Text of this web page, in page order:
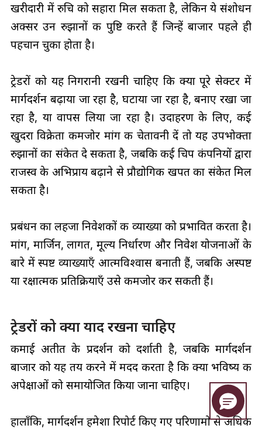
खरीदारी में रुचि को सहारा मिल सकता है, लेकिन ये संशोधन
अक्सर उन रुझानों की पुष्टि करते हैं जिन्हें बाजार पहले ही
पहचान चुका होता है।
ट्रेडरों को यह निगरानी रखनी चाहिए कि क्या पूरे सेक्टर में
मार्गदर्शन बढ़ाया जा रहा है, घटाया जा रहा है, बनाए रखा जा
रहा है, या वापस लिया जा रहा है। उदाहरण के लिए, कई
खुदरा विक्रेता कमजोर मांग की चेतावनी दें तो यह उपभोक्ता
रुझानों का संकेत दे सकता है, जबकि कई चिप कंपनियों द्वारा
राजस्व के अभिप्राय बढ़ाने से प्रौद्योगिकी खपत का संकेत मिल
सकता है।
प्रबंधन का लहजा निवेशकों की व्याख्या को प्रभावित करता है।
मांग, मार्जिन, लागत, मूल्य निर्धारण और निवेश योजनाओं के
बारे में स्पष्ट व्याख्याएँ आत्मविश्वास बनाती हैं, जबकि अस्पष्ट
या रक्षात्मक प्रतिक्रियाएँ उसे कमजोर कर सकती हैं।
ट्रेडरों को क्या याद रखना चाहिए
कमाई अतीत के प्रदर्शन को दर्शाती है, जबकि मार्गदर्शन
बाजार को यह तय करने में मदद करता है कि क्या भविष्य की
अपेक्षाओं को समायोजित किया जाना चाहिए।
हालाँकि, मार्गदर्शन हमेशा रिपोर्ट किए गए परिणामों से अधिक